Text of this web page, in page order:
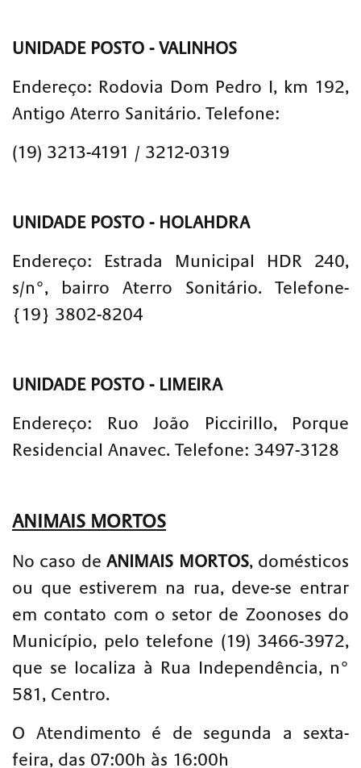
UNIDADE POSTO - VALINHOS
Endereço: Rodovia Dom Pedro I, km 192,
Antigo Aterro Sanitário. Telefone:
(19) 3213-4191 / 3212-0319
UNIDADE POSTO - HOLAHDRA
Endereço: Estrada Municipal HDR 240,
s/n°, bairro Aterro Sonitário. Telefone-
{19} 3802-8204
UNIDADE POSTO - LIMEIRA
Endereço: Ruo João Piccirillo, Porque
Residencial Anavec. Telefone: 3497-3128
ANIMAIS MORTOS
No caso deANIMAIS MORTOS, domésticos
ou que estiverem na rua, deve-se entrar
em contato com o setor de Zoonoses do
Município, pelo telefone (19) 3466-3972,
que se localiza à Rua Independência, n°
581, Centro.
O Atendimento é de segunda a sexta-
feira, das 07:00h às 16:00h